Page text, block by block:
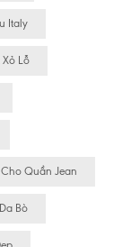
Italy
Lỗ
Quần Jean
Bò